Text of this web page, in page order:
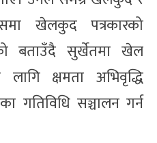
खेलकुद पत्रकारको
बताउँदै सुर्खेतमा‌‌ खेल‌
लागि क्षमता अभिवृद्धि
गतिविधि सञ्चालन गर्न‌